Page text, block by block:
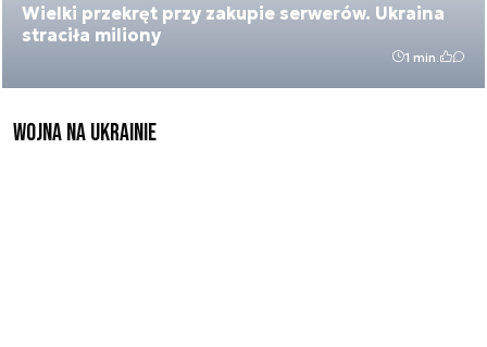
Wielki przekręt przy zakupie serwerów. Ukraina
straciła miliony
1 min.
Wojna na Ukrainie